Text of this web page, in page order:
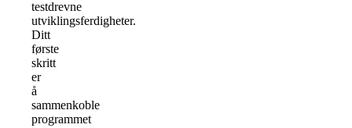
testdrevne
utviklingsferdigheter.
Ditt
første
skritt
er
å
sammenkoble
programmet